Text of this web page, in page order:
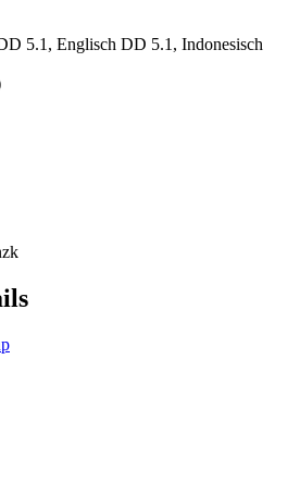
5.1, Englisch DD 5.1, Indonesisch